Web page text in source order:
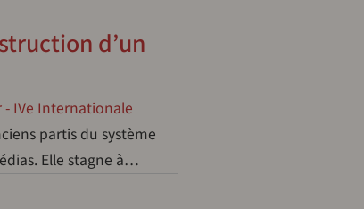
d’un
IVe Internationale
partis du système
Elle stagne à…